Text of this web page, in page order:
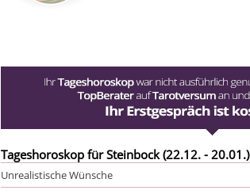
Tageshoroskop für Steinbock (22.12. - 20.01.)
Unrealistische Wünsche